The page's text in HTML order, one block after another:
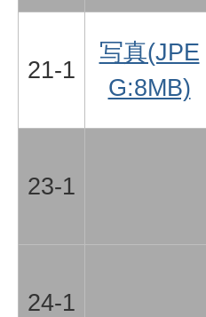
21-1
写真(JPE
G:8MB)
23-1
24-1